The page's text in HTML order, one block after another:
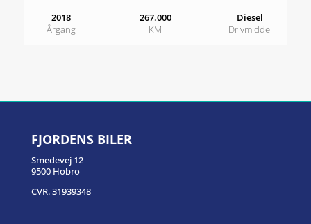
2018
Årgang
267.000
KM
Diesel
Drivmiddel
FJORDENS BILER
Smedevej 12
9500 Hobro
CVR. 31939348